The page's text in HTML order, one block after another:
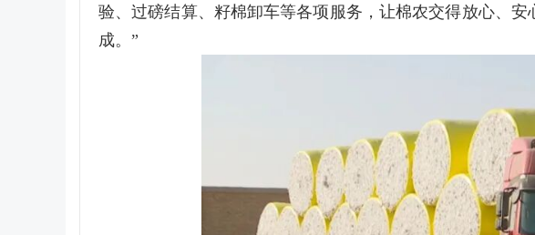
验、过磅结算、籽棉卸车等各项服务，让棉农交得放心、
成。”